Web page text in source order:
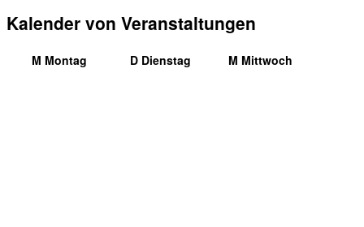
Kalender von Veranstaltungen
M Montag D Dienstag M Mittwoch